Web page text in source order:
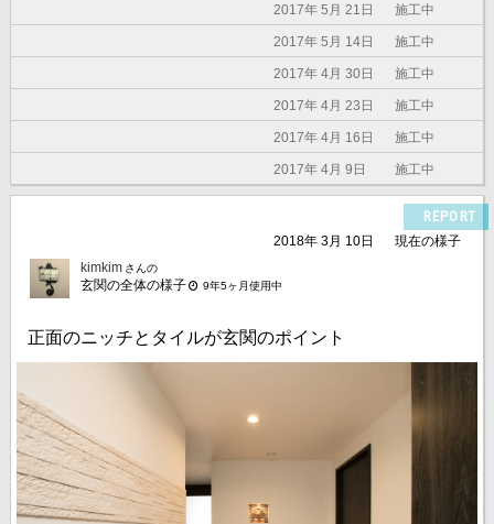
2017年 5月 21日 施工中
2017年 5月 14日 施工中
2017年 4月 30日 施工中
2017年 4月 23日 施工中
2017年 4月 16日 施工中
2017年 4月 9日 施工中
REPORT
2018年 3月 10日
現在の様子
kimkim さんの
玄関の全体の様子 9年5ヶ月使用中
正面のニッチとタイルが玄関のポイント